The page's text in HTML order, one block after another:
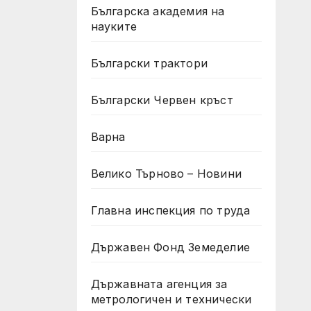
Българска академия на
науките
Български трактори
Български Червен кръст
Варна
Велико Търново – Новини
Главна инспекция по труда
Държавен Фонд Земеделие
Държавната агенция за
метрологичен и технически